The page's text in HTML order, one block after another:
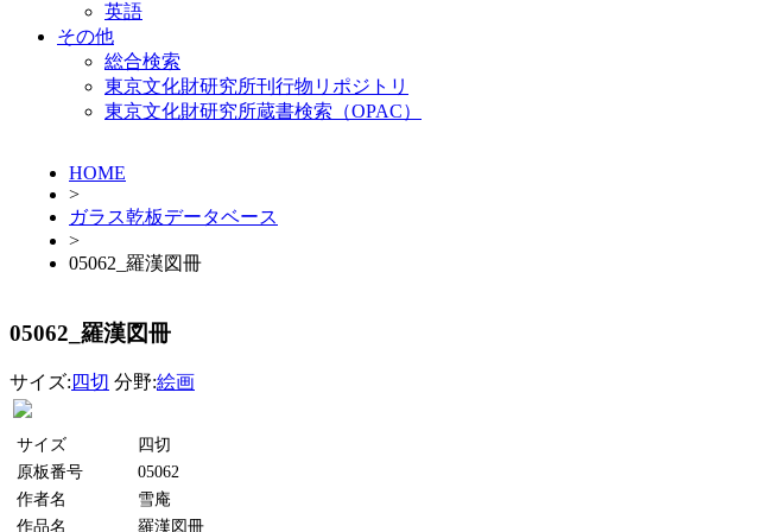
英語
その他
総合検索
東京文化財研究所刊行物リポジトリ
東京文化財研究所蔵書検索（OPAC）
HOME
>
ガラス乾板データベース
>
05062_羅漢図冊
05062_羅漢図冊
サイズ: 四切 分野:絵画
サイズ
四切
原板番号
05062
作者名
雪庵
作品名
羅漢図冊